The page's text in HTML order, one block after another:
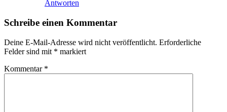
Antworten
Schreibe einen Kommentar
Deine E-Mail-Adresse wird nicht veröffentlicht. Erforderliche
Felder sind mit * markiert
Kommentar *